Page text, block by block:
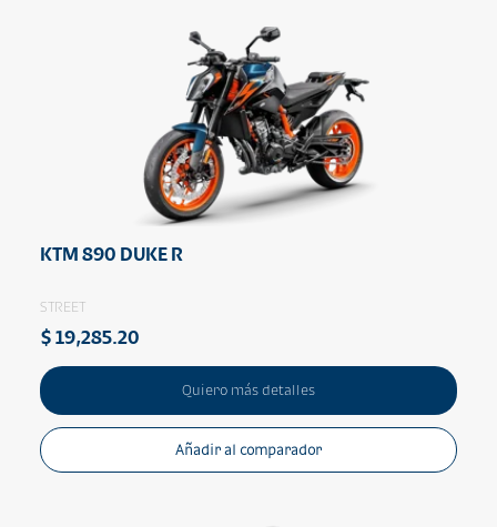
KTM 890 DUKE R
STREET
$ 19,285.20
Quiero más detalles
Añadir al comparador